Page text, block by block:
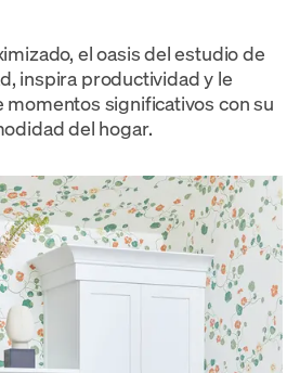
el oasis del estudio de
inspira productividad y le
significativos con su
del hogar.